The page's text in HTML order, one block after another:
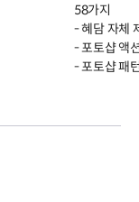
58가지
- 혜담 자체
- 포토샵 액
- 포토샵 패